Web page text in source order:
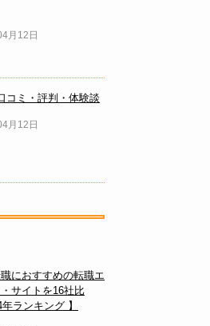
月12日
コミ・評判・体験談
月12日
におすすめの転職エ
サイトを16社比
ランキング 】